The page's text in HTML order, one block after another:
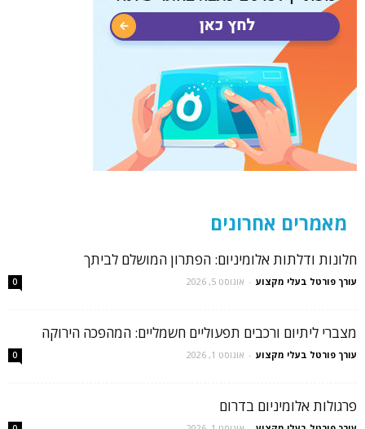
מאמרים אחרונים
חלונות ודלתות אלומיניום: הפתרון המושלם לביתך
עורך פורטל בעלי מקצוע - אוגוסט 5, 2026 0
מצברי ליתיום ורכבים תפעוליים חשמליים: המהפכה הירוקה
עורך פורטל בעלי מקצוע - אוגוסט 1, 2026 0
פרגולות אלומיניום בדרום